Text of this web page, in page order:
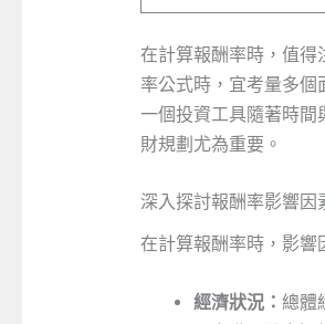
在計算報酬率時，值得
率公式時，宜考量多
一個投資工具隨著時間
財規劃尤為重要。
深入探討報酬率影響因
在計算報酬率時，影響
經濟狀況： 總體